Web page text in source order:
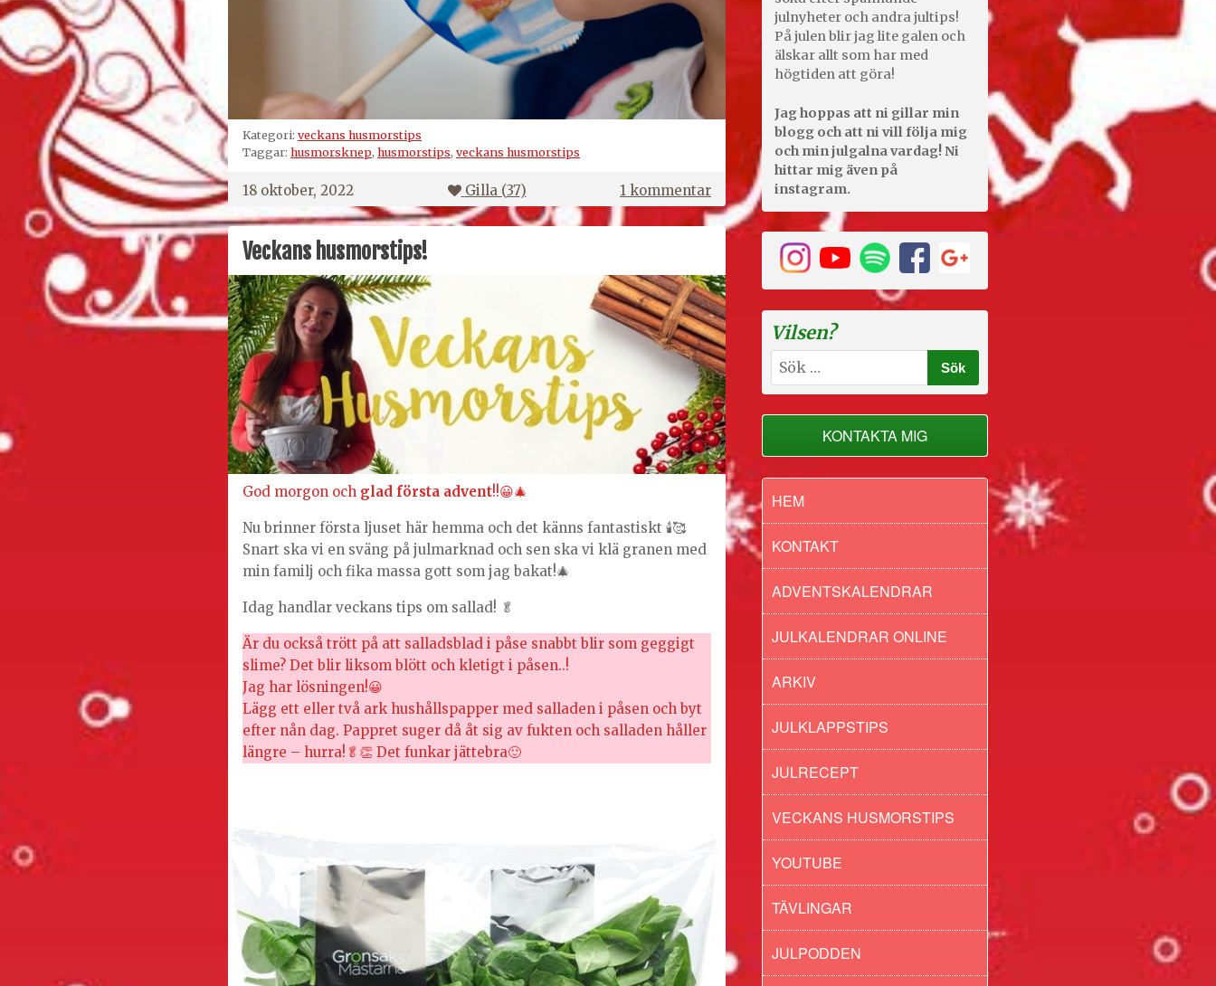
Kategori: veckans husmorstips
Taggar: husmorsknep, husmorstips, veckans husmorstips
18 oktober, 2022 Gilla (37) 1 kommentartill
Veckans
husmorstips
Veckans husmorstips!
God morgon och glad första advent!!😀🎄
Nu brinner första ljuset här hemma och det känns fantastiskt 🕯🥰
Snart ska vi en sväng på julmarknad och sen ska vi klä granen med
min familj och fika massa gott som jag bakat!🎄
Idag handlar veckans tips om sallad! 🥬
Är du också trött på att salladsblad i påse snabbt blir som geggigt
slime? Det blir liksom blött och kletigt i påsen..!
Jag har lösningen!😀
Lägg ett eller två ark hushållspapper med salladen i påsen och byt
efter nån dag. Pappret suger då åt sig av fukten och salladen håller
längre – hurra!🥬👏 Det funkar jättebra🙂
julnyheter och andra jultips!
På julen blir jag lite galen och
älskar allt som har med
högtiden att göra!
Jag hoppas att ni gillar min
blogg och att ni vill följa mig
och min julgalna vardag! Ni
hittar mig även på
instagram.
Vilsen?
Sök
efter:
KONTAKTA MIG
HEM
KONTAKT
ADVENTSKALENDRAR
JULKALENDRAR ONLINE
ARKIV
JULKLAPPSTIPS
JULRECEPT
VECKANS HUSMORSTIPS
YOUTUBE
TÄVLINGAR
JULPODDEN